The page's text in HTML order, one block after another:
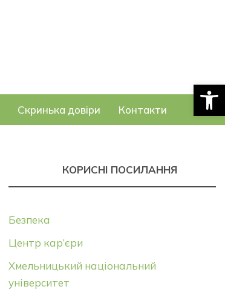
Скринька довіри Контакти
КОРИСНІ ПОСИЛАННЯ
Безпека
Центр кар’єри
Хмельницький національний
університет